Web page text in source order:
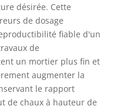
désirée. Cette
de dosage
fiable d'un
de
un mortier plus fin et
augmenter la
le rapport
de chaux à hauteur de